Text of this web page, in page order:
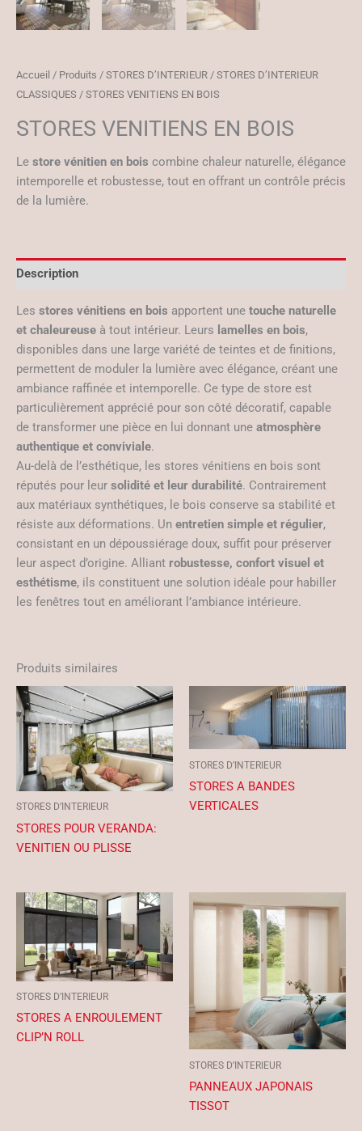
Accueil / Produits / STORES D’INTERIEUR / STORES D’INTERIEUR
CLASSIQUES / STORES VENITIENS EN BOIS
STORES VENITIENS EN BOIS
Le store vénitien en bois combine chaleur naturelle, élégance
intemporelle et robustesse, tout en offrant un contrôle précis
de la lumière.
Description
Les stores vénitiens en bois apportent une touche naturelle
et chaleureuse à tout intérieur. Leurs lamelles en bois,
disponibles dans une large variété de teintes et de finitions,
permettent de moduler la lumière avec élégance, créant une
ambiance raffinée et intemporelle. Ce type de store est
particulièrement apprécié pour son côté décoratif, capable
de transformer une pièce en lui donnant une atmosphère
authentique et conviviale.
Au-delà de l’esthétique, les stores vénitiens en bois sont
réputés pour leur solidité et leur durabilité. Contrairement
aux matériaux synthétiques, le bois conserve sa stabilité et
résiste aux déformations. Un entretien simple et régulier,
consistant en un dépoussiérage doux, suffit pour préserver
leur aspect d’origine. Alliant robustesse, confort visuel et
esthétisme, ils constituent une solution idéale pour habiller
les fenêtres tout en améliorant l’ambiance intérieure.
Produits similaires
STORES D’INTERIEUR
STORES POUR VERANDA:
VENITIEN OU PLISSE
STORES D’INTERIEUR
STORES A BANDES
VERTICALES
STORES D’INTERIEUR
STORES A ENROULEMENT
CLIP’N ROLL
STORES D’INTERIEUR
PANNEAUX JAPONAIS
TISSOT